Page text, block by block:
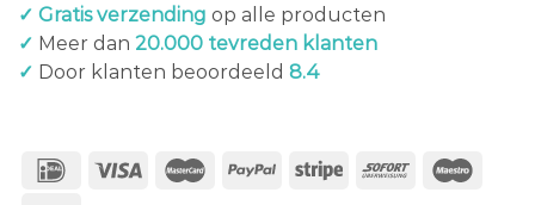
✓ Gratis verzending op alle producten
✓ Meer dan 20.000 tevreden klanten
✓ Door klanten beoordeeld 8.4